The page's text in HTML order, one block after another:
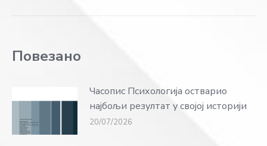
Повезано
Часопис Психологија остварио
најбољи резултат у својој историји
20/07/2026